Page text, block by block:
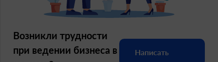
Возникли трудности
при ведении бизнеса в
Написать